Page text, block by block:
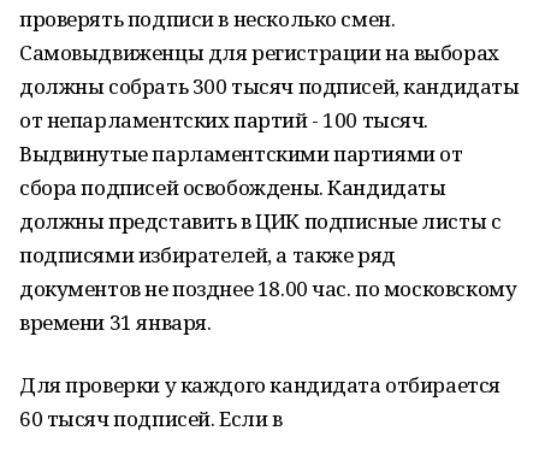
проверять подписи в несколько смен.
Самовыдвиженцы для регистрации на выборах
должны собрать 300 тысяч подписей, кандидаты
от непарламентских партий - 100 тысяч.
Выдвинутые парламентскими партиями от
сбора подписей освобождены. Кандидаты
должны представить в ЦИК подписные листы с
подписями избирателей, а также ряд
документов не позднее 18.00 час. по московскому
времени 31 января.
Для проверки у каждого кандидата отбирается
60 тысяч подписей. Если в